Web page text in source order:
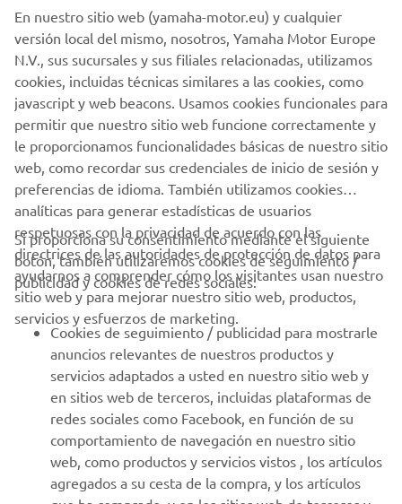
En nuestro sitio web (yamaha-motor.eu) y cualquier
versión local del mismo, nosotros, Yamaha Motor Europe
N.V., sus sucursales y sus filiales relacionadas, utilizamos
cookies, incluidas técnicas similares a las cookies, como
javascript y web beacons. Usamos cookies funcionales para
permitir que nuestro sitio web funcione correctamente y
le proporcionamos funcionalidades básicas de nuestro sitio
web, como recordar sus credenciales de inicio de sesión y
preferencias de idioma. También utilizamos cookies
analíticas para generar estadísticas de usuarios
respetuosas con la privacidad de acuerdo con las
directrices de las autoridades de protección de datos para
ayudarnos a comprender cómo los visitantes usan nuestro
sitio web y para mejorar nuestro sitio web, productos,
servicios y esfuerzos de marketing.
Si proporciona su consentimiento mediante el siguiente
botón, también utilizaremos cookies de seguimiento /
publicidad y cookies de redes sociales:
Cookies de seguimiento / publicidad para mostrarle
anuncios relevantes de nuestros productos y
servicios adaptados a usted en nuestro sitio web y
en sitios web de terceros, incluidas plataformas de
redes sociales como Facebook, en función de su
comportamiento de navegación en nuestro sitio
web, como productos y servicios vistos , los artículos
agregados a su cesta de la compra, y los artículos